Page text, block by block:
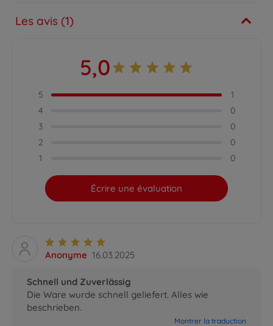
Les avis (1)
Anonyme 16.03.2025
Schnell und Zuverlässig
Die Ware wurde schnell geliefert. Alles wie
beschrieben.
Montrer la traduction
5,0
5
1
4
0
3
0
2
0
1
0
Écrire une évaluation